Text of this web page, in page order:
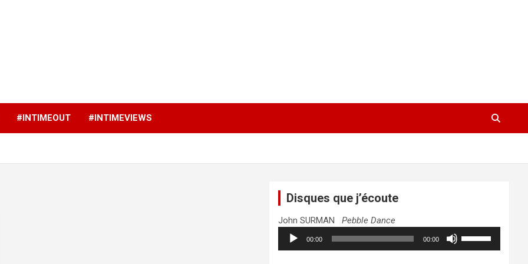
#INTIMEOUT #INTIMEVIEWS
Disques que j’écoute
John SURMANPebble Dance
Lecteur
audio
00:00 00:00